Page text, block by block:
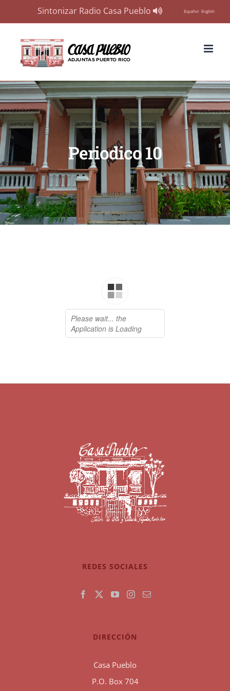
Sintonizar Radio Casa Pueblo Español English
content
Periodico 10
REDES SOCIALES
DIRECCIÓN
Casa Pueblo
P.O. Box 704